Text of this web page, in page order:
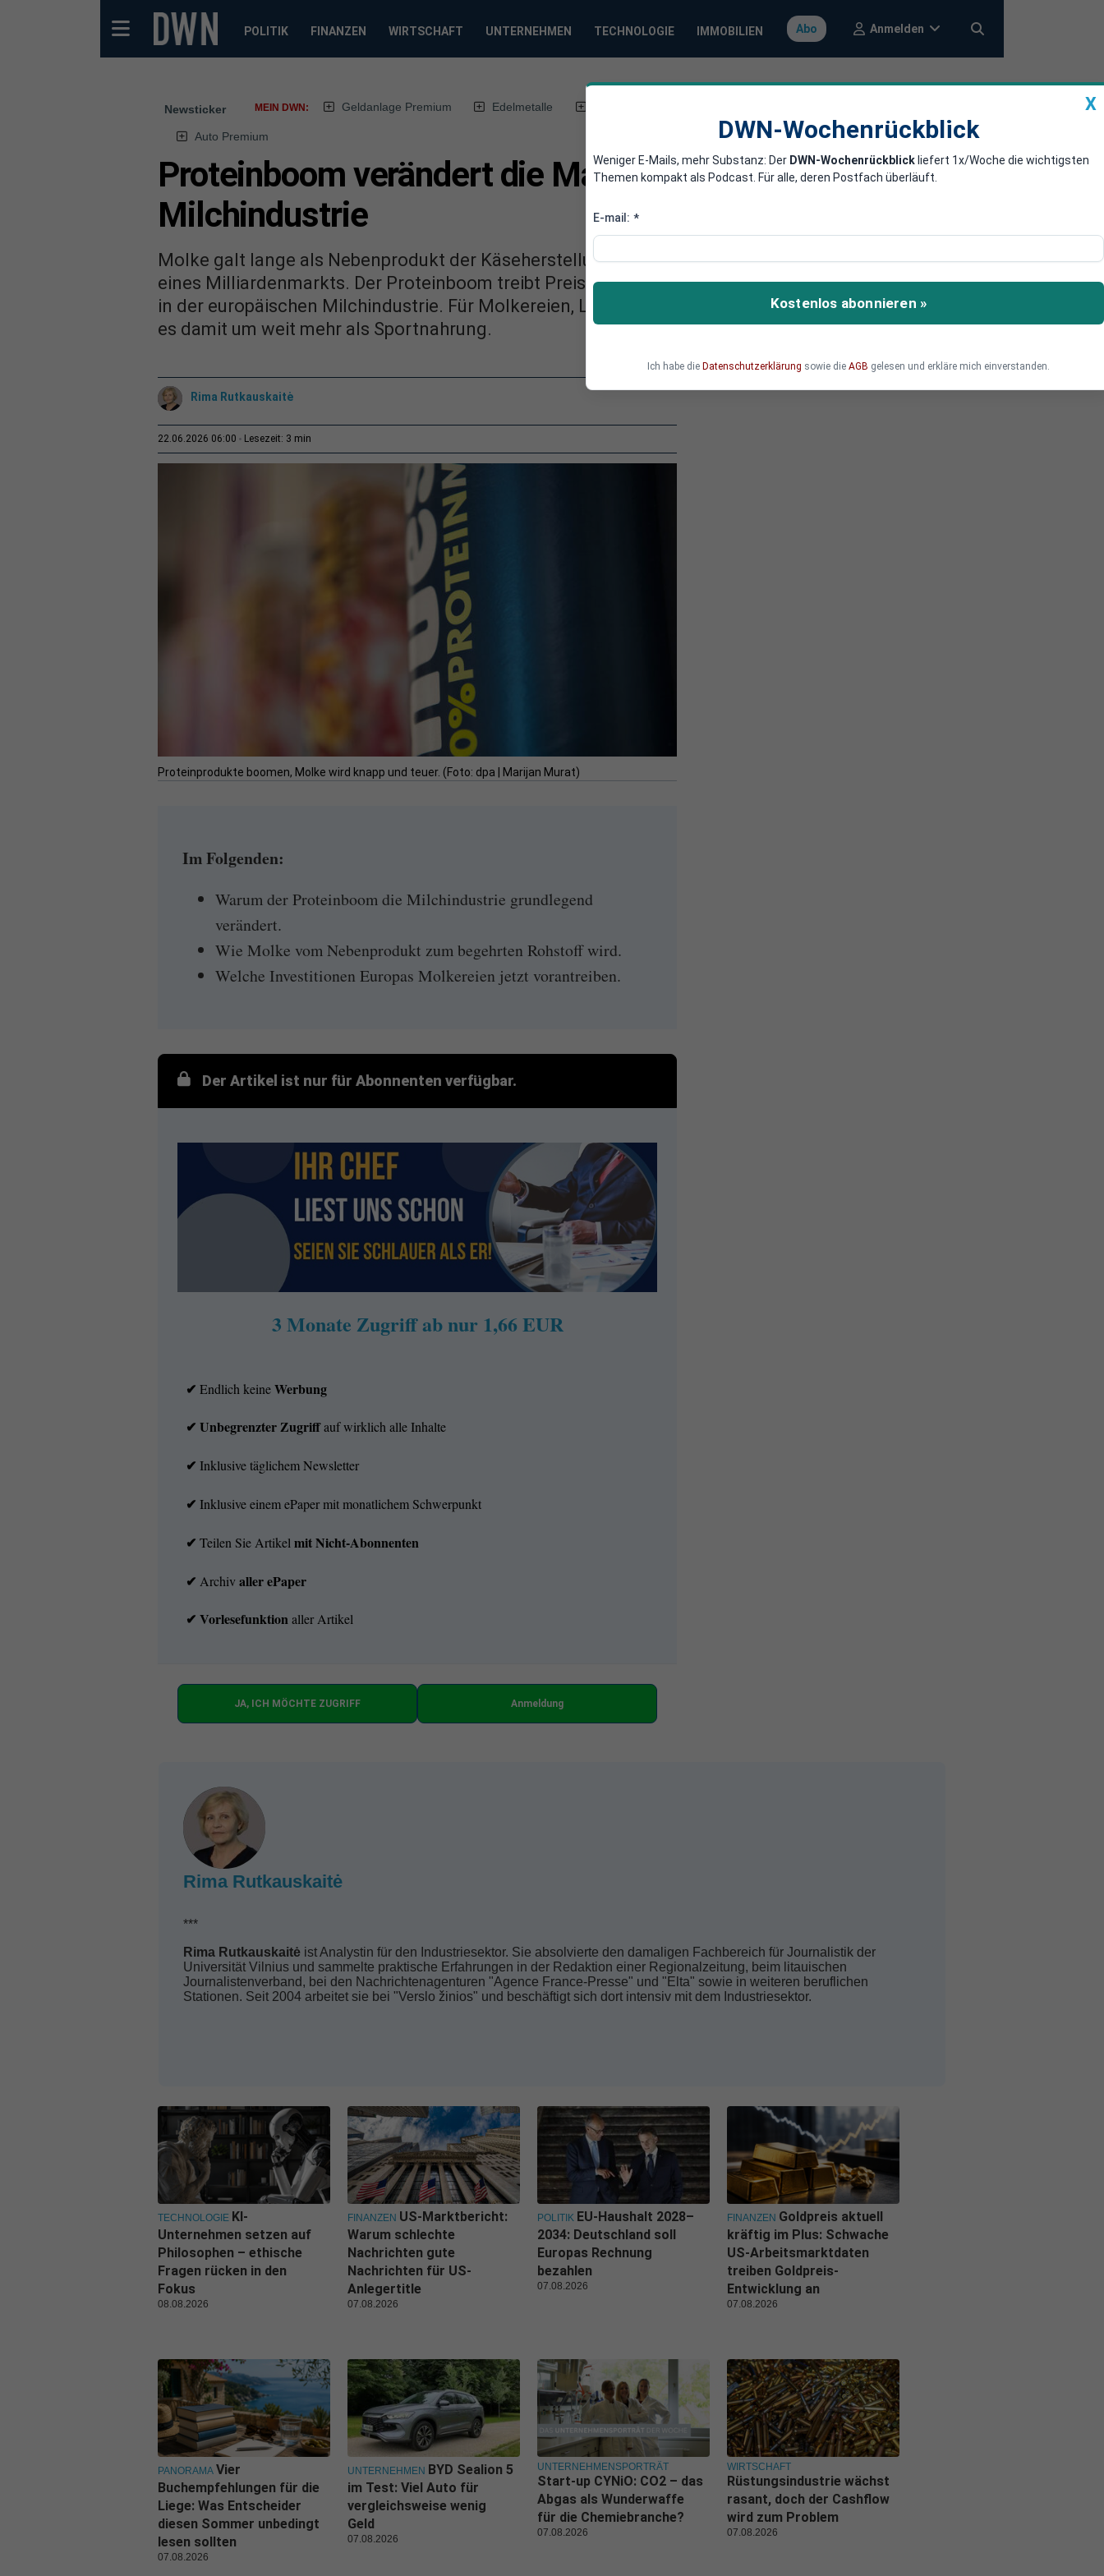
POLITIK FINANZEN WIRTSCHAFT UNTERNEHMEN TECHNOLOGIE IMMOBILIEN Abo Anmelden
Newsticker MEIN DWN: Geldanlage Premium Edelmetalle
Auto Premium
Proteinboom verändert die Machtverhältnisse in der
Milchindustrie
Molke galt lange als Nebenprodukt der Käseherstellung, nun wird sie zum begehrten Rohstoff
eines Milliardenmarkts. Der Proteinboom treibt Preise, Investitionen und neue Geschäftsmodelle
in der europäischen Milchindustrie. Für Molkereien, Lebensmittelkonzerne und Verbraucher geht
es damit um weit mehr als Sportnahrung.
Rima Rutkauskaitė
22.06.2026 06:00 Lesezeit: 3 min
Proteinprodukte boomen, Molke wird knapp und teuer. (Foto: dpa | Marijan Murat)
Im Folgenden:
Warum der Proteinboom die Milchindustrie grundlegend
verändert.
Wie Molke vom Nebenprodukt zum begehrten Rohstoff wird.
Welche Investitionen Europas Molkereien jetzt vorantreiben.
Der Artikel ist nur für Abonnenten verfügbar.
3 Monate Zugriff ab nur 1,66 EUR
✔ Endlich keineWerbung
✔ Unbegrenzter Zugriffauf wirklich alle Inhalte
✔ Inklusive täglichem Newsletter
✔ Inklusive einem ePaper mit monatlichem Schwerpunkt
✔ Teilen Sie Artikel mitNicht-Abonnenten
✔ Archivaller ePaper
✔ Vorlesefunktionaller Artikel
JA, ICH MÖCHTE ZUGRIFF Anmeldung
X
DWN-Wochenrückblick
Weniger E-Mails, mehr Substanz: Der DWN-Wochenrückblick liefert 1x/Woche die wichtigsten
Themen kompakt als Podcast. Für alle, deren Postfach überläuft.
E-mail: *
Kostenlos abonnieren »
Ich habe die Datenschutzerklärung sowie die AGB gelesen und erkläre mich einverstanden.
Rima Rutkauskaitė
***
Rima Rutkauskaitė ist Analystin für den Industriesektor. Sie absolvierte den damaligen Fachbereich für Journalistik der
Universität Vilnius und sammelte praktische Erfahrungen in der Redaktion einer Regionalzeitung, beim litauischen
Journalistenverband, bei den Nachrichtenagenturen "Agence France-Presse" und "Elta" sowie in weiteren beruflichen
Stationen. Seit 2004 arbeitet sie bei "Verslo žinios" und beschäftigt sich dort intensiv mit dem Industriesektor.
TECHNOLOGIE KI-
Unternehmen setzen auf
Philosophen – ethische
Fragen rücken in den
Fokus
08.08.2026
FINANZEN US-Marktbericht:
Warum schlechte
Nachrichten gute
Nachrichten für US-
Anlegertitle
07.08.2026
POLITIK EU-Haushalt 2028–
2034: Deutschland soll
Europas Rechnung
bezahlen
07.08.2026
FINANZEN Goldpreis aktuell
kräftig im Plus: Schwache
US-Arbeitsmarktdaten
treiben Goldpreis-
Entwicklung an
07.08.2026
PANORAMA Vier
Buchempfehlungen für die
Liege: Was Entscheider
diesen Sommer unbedingt
lesen sollten
07.08.2026
UNTERNEHMEN BYD Sealion 5
im Test: Viel Auto für
vergleichsweise wenig
Geld
07.08.2026
UNTERNEHMENSPORTRÄT
Start-up CYNiO: CO2 – das
Abgas als Wunderwaffe
für die Chemiebranche?
07.08.2026
WIRTSCHAFT
Rüstungsindustrie wächst
rasant, doch der Cashflow
wird zum Problem
07.08.2026